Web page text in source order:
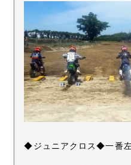
◆ジュニアクロス◆一番